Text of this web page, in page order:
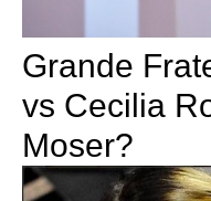
Grande
vs Cecilia
Moser?